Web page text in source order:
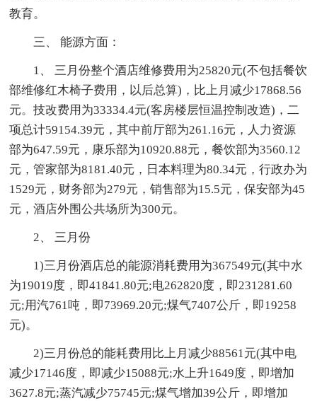
教育。
三、 能源方面：
1、 三月份整个酒店维修费用为25820元(不包括餐饮
部维修红木椅子费用，以后总算)，比上月减少17868.56
元。技改费用为33334.4元(客房楼层恒温控制改造)，二
项总计59154.39元，其中前厅部为261.16元，人力资源
部为647.59元，康乐部为10920.88元，餐饮部为3560.12
元，管家部为8181.40元，日本料理为80.34元，行政办为
1529元，财务部为279元，销售部为15.5元，保安部为45
元，酒店外围公共场所为300元。
2、 三月份
1)三月份酒店总的能源消耗费用为367549元(其中水
为19019度，即41841.80元;电262820度，即231281.60
元;用汽761吨，即73969.20元;煤气7407公斤，即19258
元)。
2)三月份总的能耗费用比上月减少88561元(其中电
减少17146度，即减少15088元;水上升1649度，即增加
3627.8元;蒸汽减少75745元;煤气增加39公斤，即增加